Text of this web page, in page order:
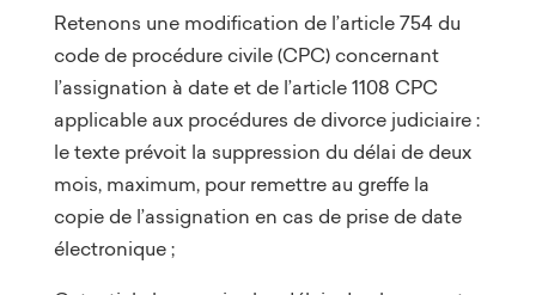
Retenons une modification de l’article 754 du
code de procédure civile (CPC) concernant
l’assignation à date et de l’article 1108 CPC
applicable aux procédures de divorce judiciaire :
le texte prévoit la suppression du délai de deux
mois, maximum, pour remettre au greffe la
copie de l’assignation en cas de prise de date
électronique ;